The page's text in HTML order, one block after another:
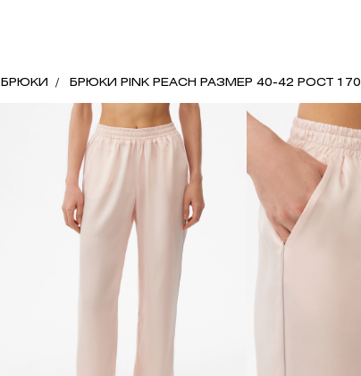
БРЮКИ БРЮКИ PINK PEACH РАЗМЕР 40-42 РОСТ 170